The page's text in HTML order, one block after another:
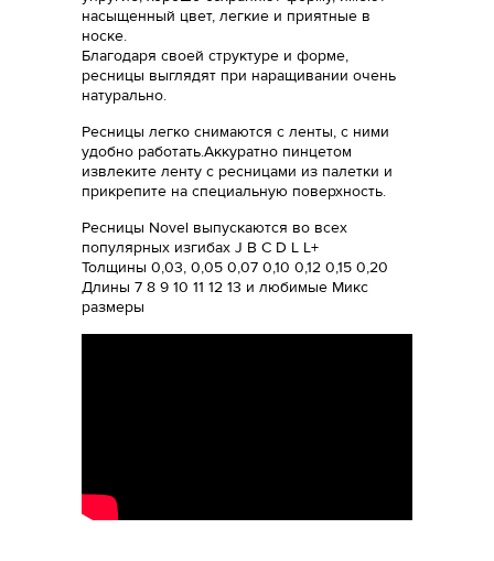
насыщенный цвет, легкие и приятные в
носке.
Благодаря своей структуре и форме,
ресницы выглядят при наращивании очень
натурально.
Ресницы легко снимаются с ленты, с ними
удобно работать.Аккуратно пинцетом
извлеките ленту с ресницами из палетки и
прикрепите на специальную поверхность.
Ресницы Novel выпускаются во всех
популярных изгибах J B C D L L+
Толщины 0,03, 0,05 0,07 0,10 0,12 0,15 0,20
Длины 7 8 9 10 11 12 13 и любимые Микс
размеры